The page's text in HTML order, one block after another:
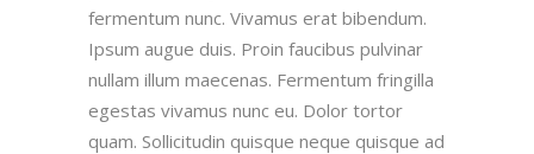
fermentum nunc. Vivamus erat bibendum.
Ipsum augue duis. Proin faucibus pulvinar
nullam illum maecenas. Fermentum fringilla
egestas vivamus nunc eu. Dolor tortor
quam. Sollicitudin quisque neque quisque ad